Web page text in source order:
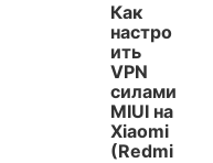
Как
настро
ить
VPN
силами
MIUI на
Xiaomi
(Redmi